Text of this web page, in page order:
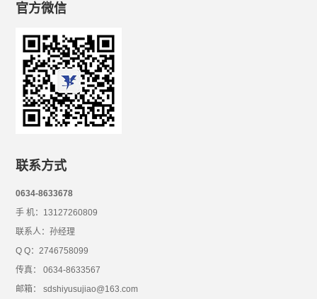
官方微信
联系方式
0634-8633678
手 机：13127260809
联系人：孙经理
Q Q：2746758099
传真： 0634-8633567
邮箱： sdshiyusujiao@163.com